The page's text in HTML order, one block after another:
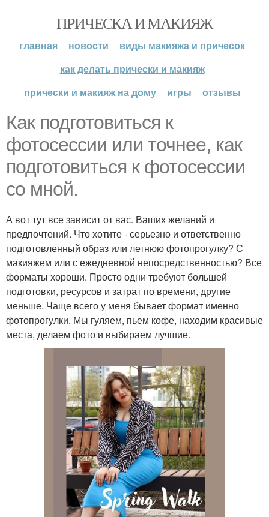
ПРИЧЕСКА И МАКИЯЖ
главная новости
виды макияжа и причесок
как делать прически и макияж
прически и макияж на дому
игры отзывы
Как подготовиться к
фотосессии или точнее, как
подготовиться к фотосессии
со мной.
А вот тут все зависит от вас. Ваших желаний и
предпочтений. Что хотите - серьезно и ответственно
подготовленный образ или летнюю фотопрогулку? С
макияжем или с ежедневной непосредственностью? Все
форматы хороши. Просто одни требуют большей
подготовки, ресурсов и затрат по времени, другие
меньше. Чаще всего у меня бывает формат именно
фотопрогулки. Мы гуляем, пьем кофе, находим красивые
места, делаем фото и выбираем лучшие.